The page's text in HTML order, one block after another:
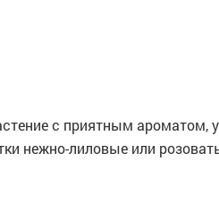
с приятным
нежно-лиловые или